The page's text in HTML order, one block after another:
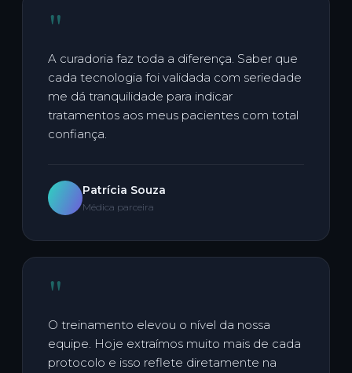
"
A curadoria faz toda a diferença. Saber que
cada tecnologia foi validada com seriedade
me dá tranquilidade para indicar
tratamentos aos meus pacientes com total
confiança.
Patrícia Souza
Médica parceira
"
O treinamento elevou o nível da nossa
equipe. Hoje extraímos muito mais de cada
protocolo e isso reflete diretamente na